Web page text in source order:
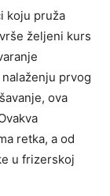
koju pruža
željeni kurs
prvog
ova
retka, a od
u frizerskoj